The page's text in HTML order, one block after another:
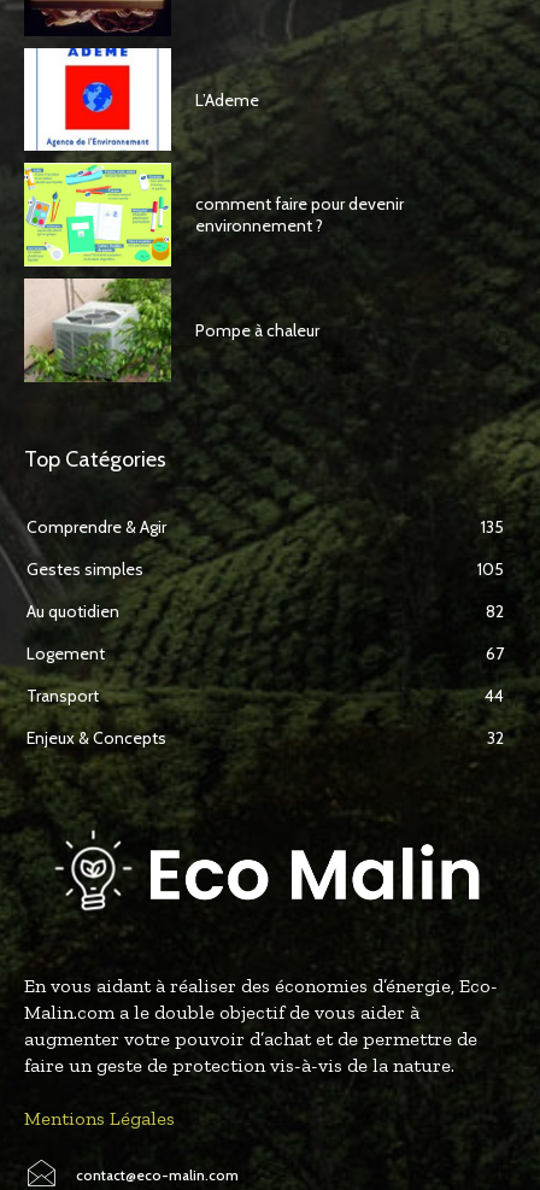
L’Ademe
comment faire pour devenir
environnement ?
Pompe à chaleur
Top Catégories
Comprendre & Agir
135
Gestes simples
105
Au quotidien
82
Logement
67
Transport
44
Enjeux & Concepts
32
En vous aidant à réaliser des économies d’énergie, Eco-
Malin.com a le double objectif de vous aider à
augmenter votre pouvoir d’achat et de permettre de
faire un geste de protection vis-à-vis de la nature.
Mentions Légales
contact@eco-malin.com